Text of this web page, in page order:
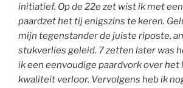
initiatief. Op de 22e zet wist ik met
paardzet het tij enigszins te keren.
mijn tegenstander de juiste riposte,
stukverlies geleid. 7 zetten later was
ik een eenvoudige paardvork over het
kwaliteit verloor. Vervolgens heb ik